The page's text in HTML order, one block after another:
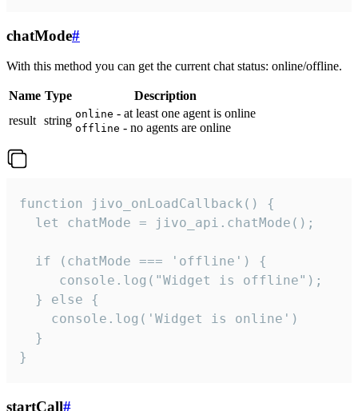
chatMode#
With this method you can get the current chat status: online/offline.
Name Type
Description
result string online - at least one agent is online
offline - no agents are online
function jivo_onLoadCallback() {
  let chatMode = jivo_api.chatMode();
  if (chatMode === 'offline') {
     console.log("Widget is offline");
  } else {
    console.log('Widget is online')
  }
}
startCall#